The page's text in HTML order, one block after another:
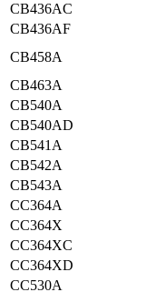
CB436AC
CB436AF
CB458A
CB463A
CB540A
CB540AD
CB541A
CB542A
CB543A
CC364A
CC364X
CC364XC
CC364XD
CC530A